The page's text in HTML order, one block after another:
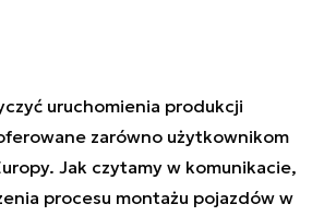
uruchomienia produkcji
zarówno użytkownikom
Jak czytamy w komunikacie,
procesu montażu pojazdów w